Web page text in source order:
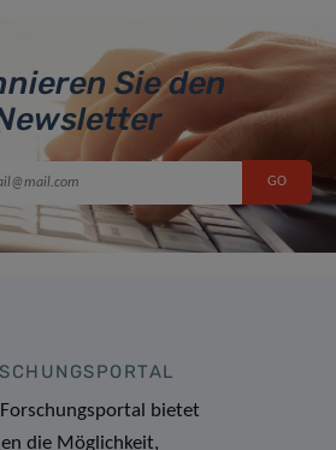
Sie den
Forschungsportal bietet
die Möglichkeit,